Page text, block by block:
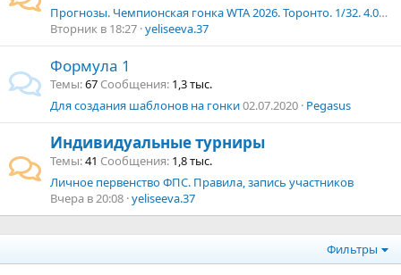
Прогнозы. Чемпионская гонка WTA 2026. Торонто. 1/32. 4.08.2026
Вторник в 18:27 yeliseeva.37
Формула 1
Темы 67 Сообщения 1,3 тыс.
Для создания шаблонов на гонки02.07.2020 Pegasus
Индивидуальные турниры
Темы 41 Сообщения 1,8 тыс.
Личное первенство ФПС. Правила, запись участников
Вчера в 20:08 yeliseeva.37
Фильтры